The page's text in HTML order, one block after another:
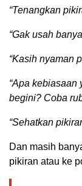
“Tenangkan
“Gak usah
“Kasih nyaman
“Apa
begini? Coba
“Sehatkan
Dan masih
pikiran atau ke